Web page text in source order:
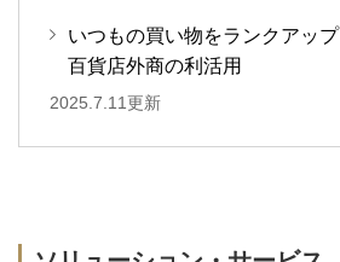
いつもの買い物をランクアップ
百貨店外商の利活用
2025.7.11更新